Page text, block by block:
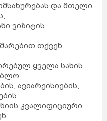
და მთელი
ვიზიტის
თქვენ
ყველა სახის
ავიარეისიების,
კვალიფიციური